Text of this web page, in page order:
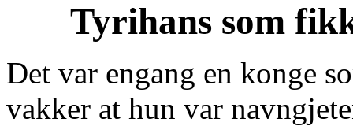
Tyrihans som
Det var engang en konge
vakker at hun var